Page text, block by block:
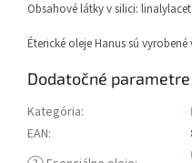
Obsahové látky v silici:
Éterické oleje Hanus sú
Dodatočné parametre
Kategória:
EAN: